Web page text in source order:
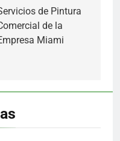
de Pintura
de la
Miami